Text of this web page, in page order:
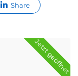
Share
Jetzt geöffnet